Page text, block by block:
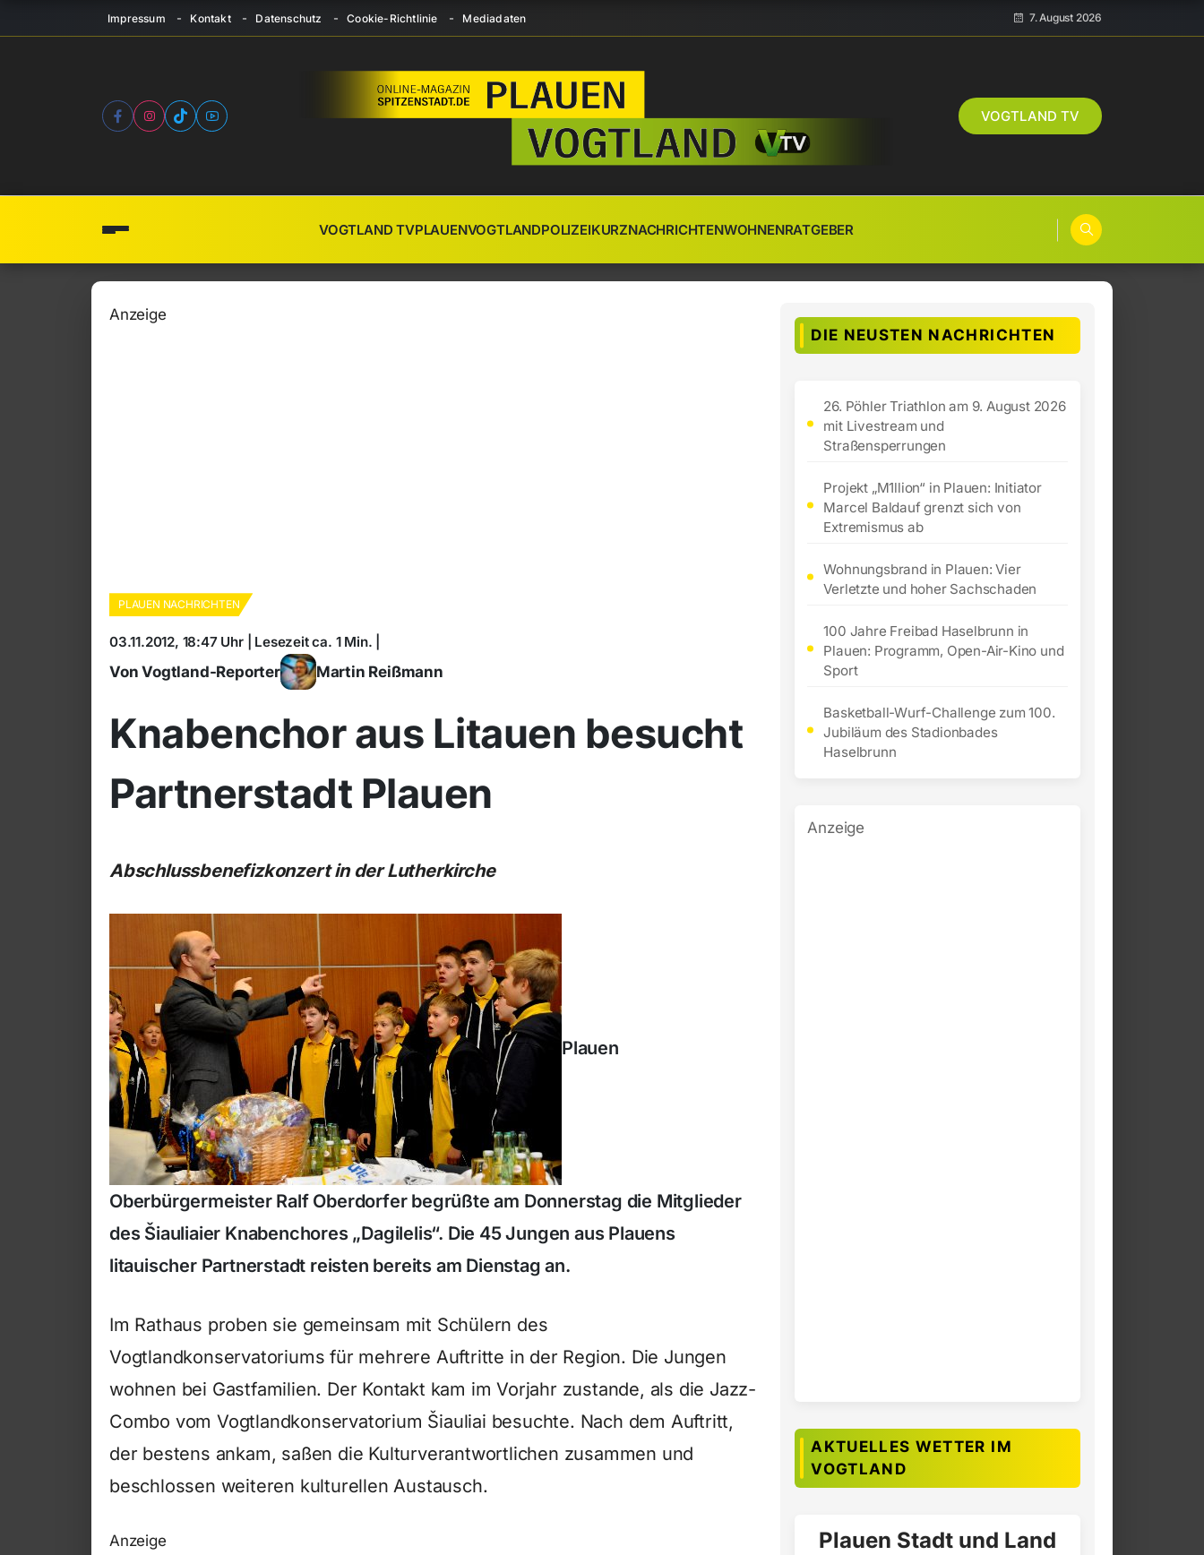
Impressum Kontakt Datenschutz Cookie-Richtlinie Mediadaten 7. August 2026
VOGTLAND TV
VOGTLAND TVPLAUENVOGTLANDPOLIZEIKURZNACHRICHTENWOHNENRATGEBER
Anzeige
PLAUEN NACHRICHTEN
03.11.2012, 18:47 Uhr | Lesezeit ca. 1 Min. |
Von Vogtland-Reporter Martin Reißmann
Knabenchor aus Litauen besucht
Partnerstadt Plauen
Abschlussbenefizkonzert in der Lutherkirche
Plauen
Oberbürgermeister Ralf Oberdorfer begrüßte am Donnerstag die Mitglieder
des Šiauliaier Knabenchores „Dagilelis“. Die 45 Jungen aus Plauens
litauischer Partnerstadt reisten bereits am Dienstag an.
Im Rathaus proben sie gemeinsam mit Schülern des
Vogtlandkonservatoriums für mehrere Auftritte in der Region. Die Jungen
wohnen bei Gastfamilien. Der Kontakt kam im Vorjahr zustande, als die Jazz-
Combo vom Vogtlandkonservatorium Šiauliai besuchte. Nach dem Auftritt,
der bestens ankam, saßen die Kulturverantwortlichen zusammen und
beschlossen weiteren kulturellen Austausch.
Anzeige
DIE NEUSTEN NACHRICHTEN
26. Pöhler Triathlon am 9. August 2026
mit Livestream und
Straßensperrungen
Projekt „M1llion“ in Plauen: Initiator
Marcel Baldauf grenzt sich von
Extremismus ab
Wohnungsbrand in Plauen: Vier
Verletzte und hoher Sachschaden
100 Jahre Freibad Haselbrunn in
Plauen: Programm, Open-Air-Kino und
Sport
Basketball-Wurf-Challenge zum 100.
Jubiläum des Stadionbades
Haselbrunn
Anzeige
AKTUELLES WETTER IM
VOGTLAND
Plauen Stadt und Land